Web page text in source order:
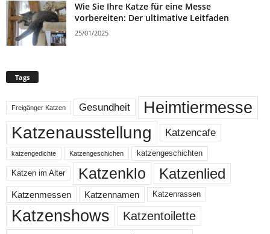
Wie Sie Ihre Katze für eine Messe
vorbereiten: Der ultimative Leitfaden
25/01/2025
Tags
Freigänger Katzen Gesundheit Heimtiermesse
Katzenausstellung Katzencafe
katzengedichte Katzengeschichen katzengeschichten
Katzen im Alter Katzenklo Katzenlied
Katzenmessen Katzennamen Katzenrassen
Katzenshows Katzentoilette